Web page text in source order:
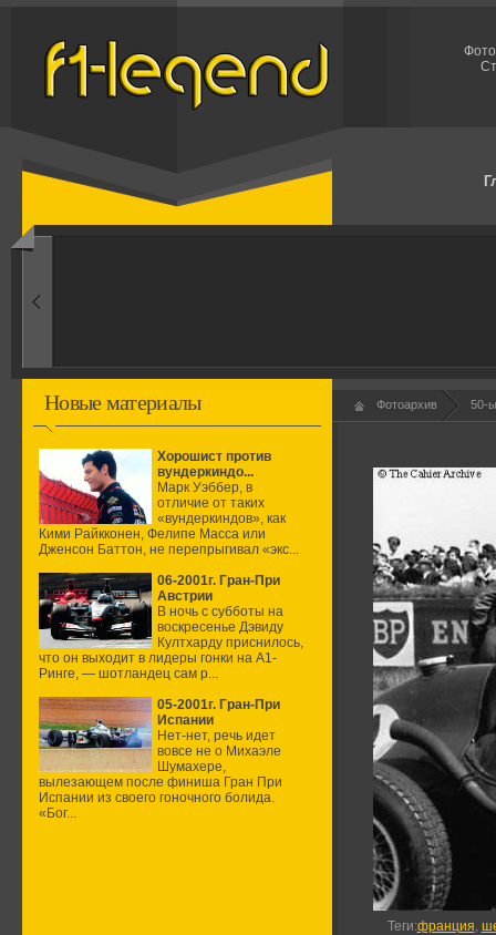
Новые материалы
Хорошист против
вундеркиндо...
Марк Уэббер, в
отличие от таких
«вундеркиндов», как
Кими Райкконен, Фелипе Масса или
Дженсон Баттон, не перепрыгивал «экс...
06-2001г. Гран-При
Австрии
В ночь с субботы на
воскресенье Дэвиду
Култхарду приснилось,
что он выходит в лидеры гонки на А1-
Ринге, — шотландец сам р...
05-2001г. Гран-При
Испании
Нет-нет, речь идет
вовсе не о Михаэле
Шумахере,
вылезающем после финиша Гран При
Испании из своего гоночного болида.
«Бог...
Фотоархив 50-
Теги:франция,